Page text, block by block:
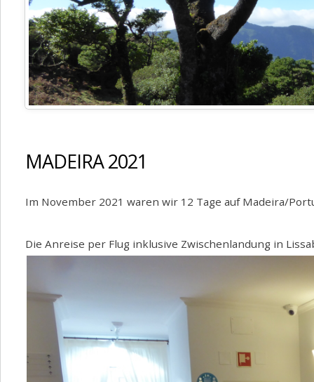
MADEIRA 2021
Im November 2021 waren wir 12 Tage auf Madeira/
Die Anreise per Flug inklusive Zwischenlandung in